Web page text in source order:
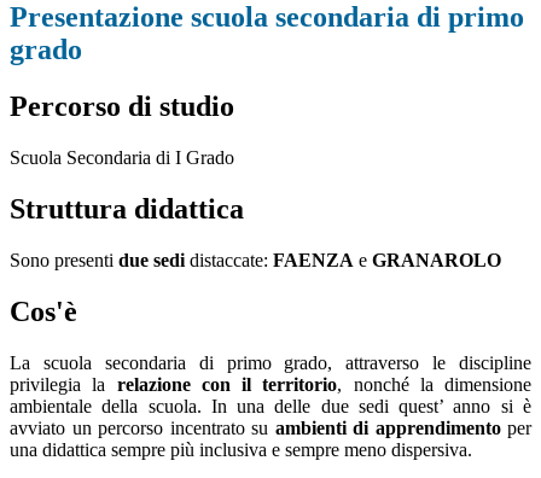
Presentazione scuola secondaria di primo
grado
Percorso di studio
Scuola Secondaria di I Grado
Struttura didattica
Sono presenti due sedi distaccate: FAENZA e GRANAROLO
Cos'è
La scuola secondaria di primo grado, attraverso le discipline
privilegia la relazione con il territorio, nonché la dimensione
ambientale della scuola. In una delle due sedi quest’ anno si è
avviato un percorso incentrato su ambienti di apprendimentoper
una didattica sempre più inclusiva e sempre meno dispersiva.